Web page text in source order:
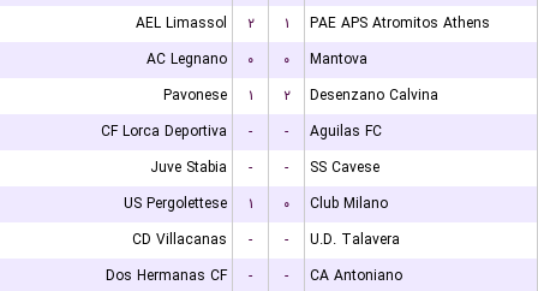
AEL Limassol
۲ ۱
PAE APS Atromitos Athens
AC Legnano
۰ ۰
Mantova
Pavonese
۱ ۲
Desenzano Calvina
CF Lorca Deportiva
- -
Aguilas FC
Juve Stabia
- -
SS Cavese
US Pergolettese
۱ ۰
Club Milano
CD Villacanas
- -
U.D. Talavera
Dos Hermanas CF
- -
CA Antoniano